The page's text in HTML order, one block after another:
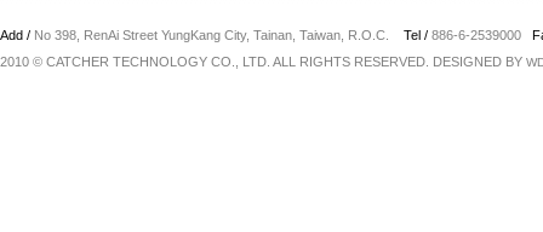
Add / No 398, RenAi Street YungKang City, Tainan, Taiwan, R.O.C. Tel / 886-6-2539000
2010 © CATCHER TECHNOLOGY CO., LTD. ALL RIGHTS RESERVED. DESIGNED BY